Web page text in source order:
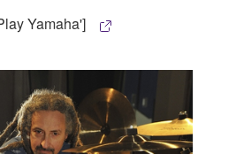
Yamaha']